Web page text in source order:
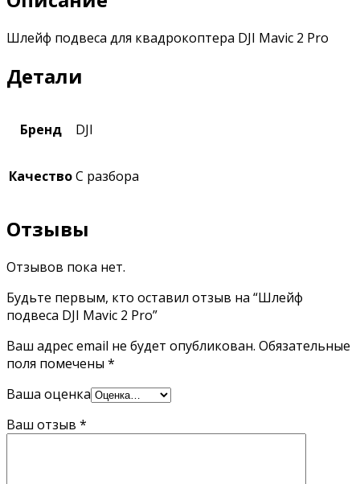
Шлейф подвеса для квадрокоптера DJI Mavic 2 Pro
Детали
Бренд DJI
КачествоС разбора
Отзывы
Отзывов пока нет.
Будьте первым, кто оставил отзыв на “Шлейф
подвеса DJI Mavic 2 Pro”
Ваш адрес email не будет опубликован. Обязательные
поля помечены *
Ваша оценка
Ваш отзыв *